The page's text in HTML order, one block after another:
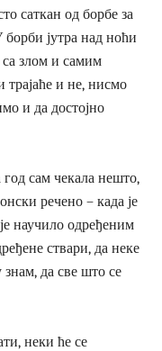
саткан од борбе за
јутра над ноћи
злом и самим
трајаће и не, нисмо
и да достојно
год сам чекала нешто,
речено – када је
научило одређеним
ствари, да неке
знам, да све што се
неки ће се